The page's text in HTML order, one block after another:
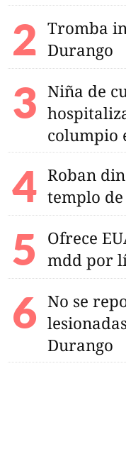
Tromba
Durango
Niña de
columpio
Roban
templo
Ofrece
mdd por
No se
Durango